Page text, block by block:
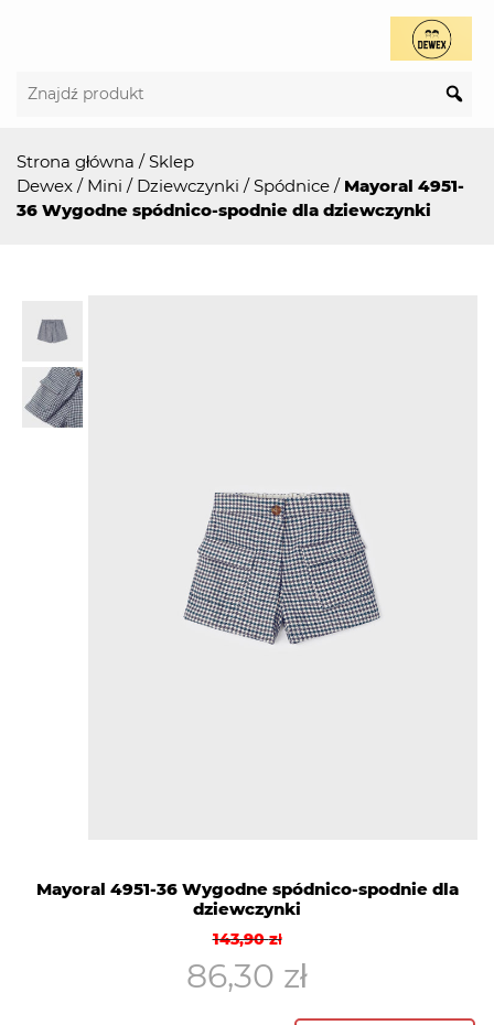
Strona główna /Sklep
Dewex / Mini / Dziewczynki /Spódnice / Mayoral 4951-
36 Wygodne spódnico-spodnie dla dziewczynki
Mayoral 4951-36 Wygodne spódnico-spodnie dla
dziewczynki
143,90zł
Pierwotna
cena
wynosiła:
86,30 zł
Aktualna
cena
wynosi: